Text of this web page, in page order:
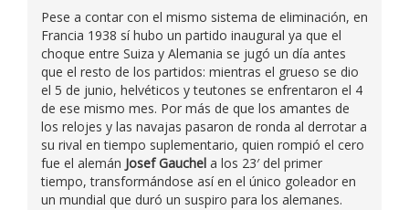
Pese a contar con el mismo sistema de eliminación, en
Francia 1938 sí hubo un partido inaugural ya que el
choque entre Suiza y Alemania se jugó un día antes
que el resto de los partidos: mientras el grueso se dio
el 5 de junio, helvéticos y teutones se enfrentaron el 4
de ese mismo mes. Por más de que los amantes de
los relojes y las navajas pasaron de ronda al derrotar a
su rival en tiempo suplementario, quien rompió el cero
fue el alemán Josef Gauchel a los 23′ del primer
tiempo, transformándose así en el único goleador en
un mundial que duró un suspiro para los alemanes.